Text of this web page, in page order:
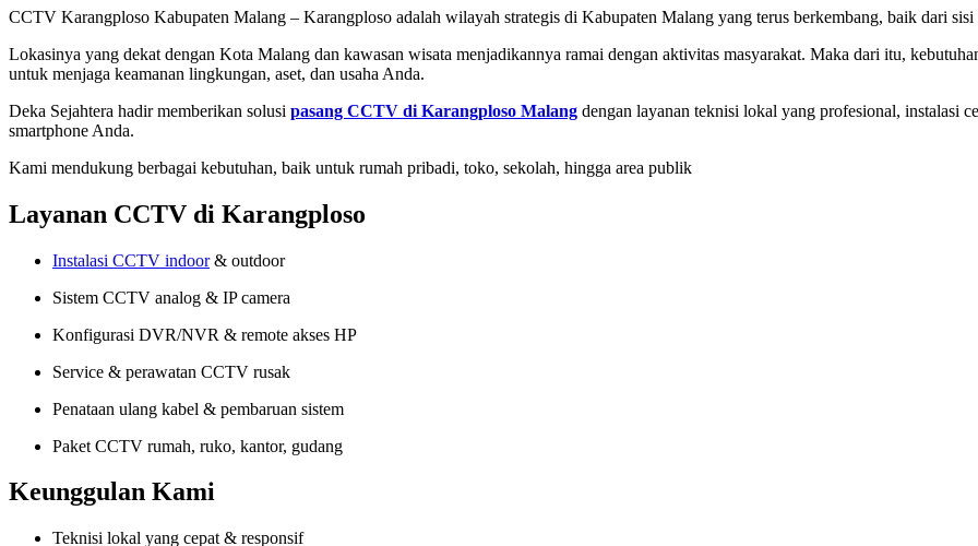
CCTV Karangploso Kabupaten Malang – Karangploso adalah wilayah strategis di Kabupaten Malang yang terus berkembang, baik dari sisi
Lokasinya yang dekat dengan Kota Malang dan kawasan wisata menjadikannya ramai dengan aktivitas masyarakat. Maka dari itu,
untuk menjaga keamanan lingkungan, aset, dan usaha Anda.
Deka Sejahtera hadir memberikan solusi pasang CCTV di Karangploso Malang dengan layanan teknisi lokal yang profesional, instalasi
smartphone Anda.
Kami mendukung berbagai kebutuhan, baik untuk rumah pribadi, toko, sekolah, hingga area publik
Layanan CCTV di Karangploso
Instalasi CCTV indoor& outdoor
Sistem CCTV analog & IP camera
Konfigurasi DVR/NVR & remote akses HP
Service & perawatan CCTV rusak
Penataan ulang kabel & pembaruan sistem
Paket CCTV rumah, ruko, kantor, gudang
Keunggulan Kami
Teknisi lokal yang cepat & responsif